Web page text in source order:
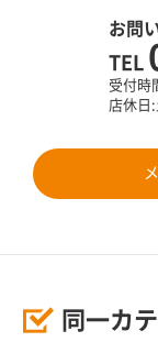
お問
TEL
受付時
店休日
同一カ